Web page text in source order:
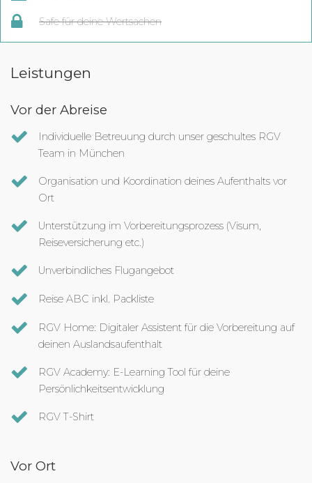
Safe für deine Wertsachen
Leistungen
Vor der Abreise
Individuelle Betreuung durch unser geschultes RGV
Team in München
Organisation und Koordination deines Aufenthalts vor
Ort
Unterstützung im Vorbereitungsprozess (Visum,
Reiseversicherung etc.)
Unverbindliches Flugangebot
Reise ABC inkl. Packliste
RGV Home: Digitaler Assistent für die Vorbereitung auf
deinen Auslandsaufenthalt
RGV Academy: E-Learning Tool für deine
Persönlichkeitsentwicklung
RGV T-Shirt
Vor Ort